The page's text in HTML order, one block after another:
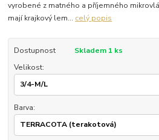
vyrobené z matného a příjemného
mají krajkový lem... celý popis
Dostupnost
Skladem 1 ks
Velikost:
Barva: